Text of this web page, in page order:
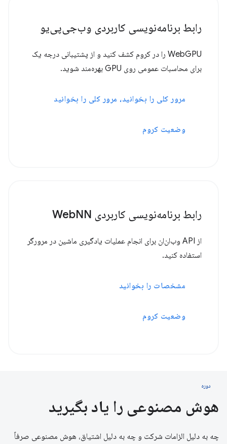
رابط برنامه‌نویسی کاربردی وب‌جی‌پی‌یو
WebGPU را در کروم کشف کنید و از پشتیبانی درجه یک
برای محاسبات عمومی روی GPU بهره‌مند شوید.
مرور کلی را بخوانید، مرور کلی را بخوانید
وضعیت کروم
رابط برنامه‌نویسی کاربردی WebNN
از API وب‌ان‌ان برای انجام عملیات یادگیری ماشین در مرورگر
استفاده کنید.
مشخصات را بخوانید
وضعیت کروم
دوره
هوش مصنوعی را یاد بگیرید
چه به دلیل الزامات شرکت و چه به دلیل اشتیاق، هوش مصنوعی صرفاً